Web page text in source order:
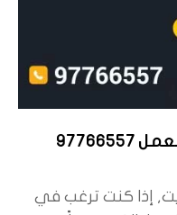
إذا كنت ترغب في